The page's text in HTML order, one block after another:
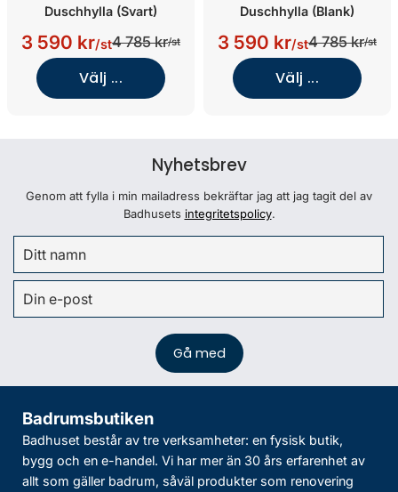
Duschhylla (Svart)
3 590 kr/st4 785 kr/st
Välj ...
Duschhylla (Blank)
3 590 kr/st4 785 kr/st
Välj ...
Nyhetsbrev
Genom att fylla i min mailadress bekräftar jag att jag tagit del av
Badhusets integritetspolicy.
Badrumsbutiken
Badhuset består av tre verksamheter: en fysisk butik,
bygg och en e-handel. Vi har mer än 30 års erfarenhet av
allt som gäller badrum, såväl produkter som renovering